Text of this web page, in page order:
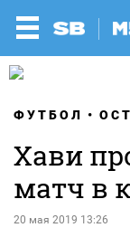
ФУТБОЛ
Хави
матч в
20 мая 2019 13:26